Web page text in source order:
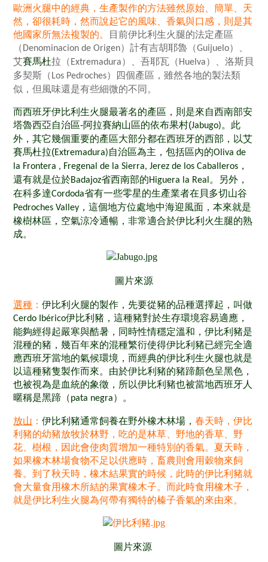
歐洲火腿中的經典，生產製作的方法雖然原始、簡單、天
然，卻很耗時，然而說起它的風味、香氣與口感，則是其
他國家所無法複製的。
目前伊比利生火腿的法定產區
（ Denominacion de Origen）計有吉胡耶魯（Guijuelo）、
艾賽馬杜拉（ Extremadura）、吾耶瓦（ Huelva）、洛斯貝
多契斯（ Los Pedroches）四個產區，雖然各地的製法類
似，但風味還是有些細微的不同。
而西班牙伊比利生火腿最著名的產區，則是來自西南部安
塔魯西亞自治區-阿拉賽納山區的依布果村(Jabugo)。 此
外，其它幾個重要的產區大部分都在西班牙的西部，以艾
賽馬杜拉(Extremadura)自治區為主，包括區內的Oliva de
la Frontera , Fregenal de la Sierra, Jerez de los Caballeros ，
還有就是位於Badajoz省西南部的Higuera la Real 。 另外，
在科多達Cordoda省有一些零星的生產業者在貝多切山谷
Pedroches Valley ，這個地方位處地中海迎風面，本來就是
橡樹林區，空氣涼冷通暢，非常適合於伊比利火生腿的熟
成。
圖片來源
選種 ：伊比利火腿的製作，先要從豬的品種選擇起，叫做
Cerdo Ibérico伊比利豬，這種豬對於生存環境容易適應，
能夠經得起嚴寒與酷暑，同時性情穩定溫和，伊比利豬是
混種的豬，幾百年來的混種繁衍使得伊比利豬已經完全適
應西班牙當地的氣候環境，而經典的伊比利生火腿也就是
以這種豬隻製作而來。由於伊比利豬的豬蹄顏色呈黑色，
也被視為是血統的象徵，所以伊比利豬也被當地西班牙人
暱稱是黑蹄（pata negra） 。
放山 ：伊比利豬通常飼養在野外橡木林場，春天時，伊比
利豬的幼豬放牧於林野，吃的是林草、野地的香草、野
花、樹根，因此會使肉質增加一種特別的香氣。夏天時，
如果橡木林場食物不足以供應時，畜農則會用穀物來飼
養。到了秋天時，橡木結果實的時候，此時的伊比利豬就
會大量食用橡木所結的果實橡木子。而此時食用橡木子，
就是伊比利生火腿為何帶有獨特的榛子香氣的來由來。
圖片來源